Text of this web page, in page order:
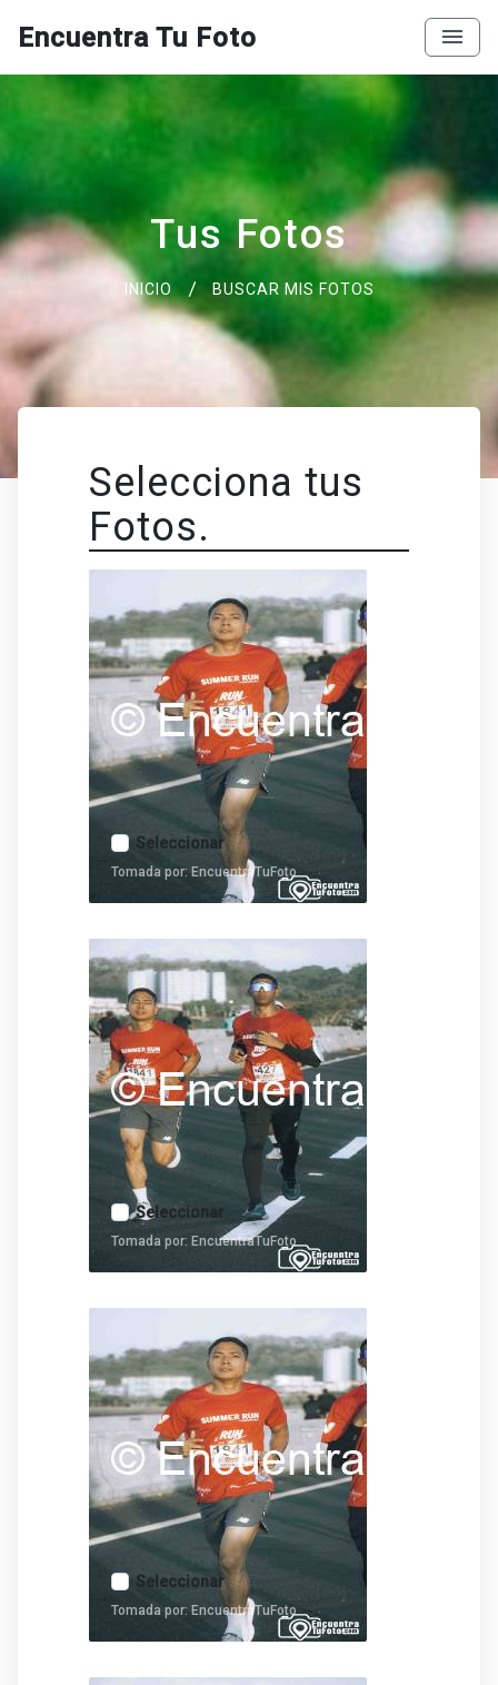
Encuentra Tu Foto
Tus Fotos
INICIO BUSCAR MIS FOTOS
Selecciona tus
Fotos.
Seleccionar
Tomada por: EncuentraTuFoto
Seleccionar
Tomada por: EncuentraTuFoto
Seleccionar
Tomada por: EncuentraTuFoto